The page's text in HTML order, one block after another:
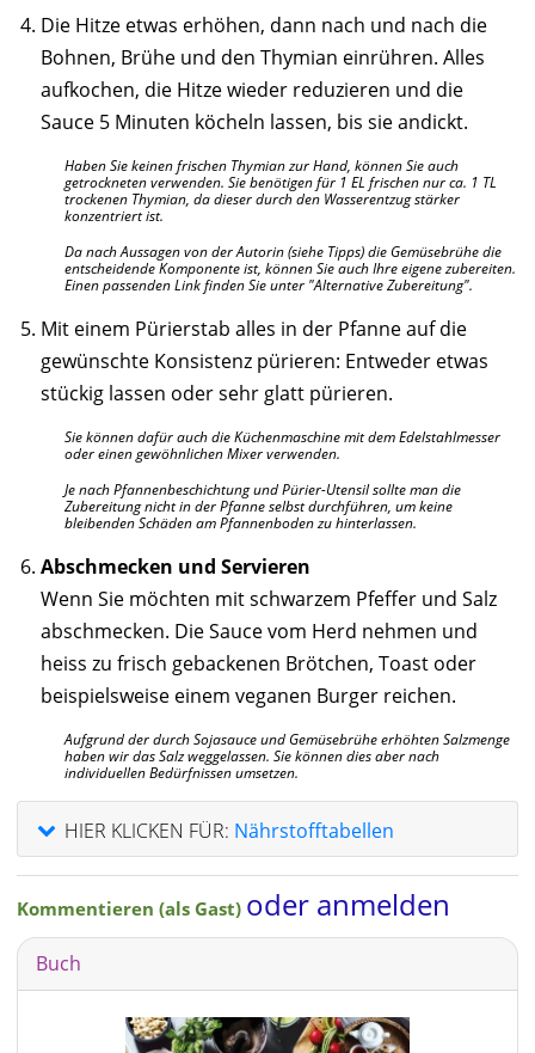
Die Hitze etwas erhöhen, dann nach und nach die
Bohnen, Brühe und den Thymian einrühren. Alles
aufkochen, die Hitze wieder reduzieren und die
Sauce 5 Minuten köcheln lassen, bis sie andickt.
Haben Sie keinen frischen Thymian zur Hand, können Sie auch
getrockneten verwenden. Sie benötigen für 1 EL frischen nur ca. 1 TL
trockenen Thymian, da dieser durch den Wasserentzug stärker
konzentriert ist.
Da nach Aussagen von der Autorin (siehe Tipps) die Gemüsebrühe die
entscheidende Komponente ist, können Sie auch Ihre eigene zubereiten.
Einen passenden Link finden Sie unter "Alternative Zubereitung".
Mit einem Pürierstab alles in der Pfanne auf die
gewünschte Konsistenz pürieren: Entweder etwas
stückig lassen oder sehr glatt pürieren.
Sie können dafür auch die Küchenmaschine mit dem Edelstahlmesser
oder einen gewöhnlichen Mixer verwenden.
Je nach Pfannenbeschichtung und Pürier-Utensil sollte man die
Zubereitung nicht in der Pfanne selbst durchführen, um keine
bleibenden Schäden am Pfannenboden zu hinterlassen.
Abschmecken und Servieren
Wenn Sie möchten mit schwarzem Pfeffer und Salz
abschmecken. Die Sauce vom Herd nehmen und
heiss zu frisch gebackenen Brötchen, Toast oder
beispielsweise einem veganen Burger reichen.
Aufgrund der durch Sojasauce und Gemüsebrühe erhöhten Salzmenge
haben wir das Salz weggelassen. Sie können dies aber nach
individuellen Bedürfnissen umsetzen.
HIER KLICKEN FÜR: Nährstofftabellen
Kommentieren (als Gast) oder anmelden
Buch